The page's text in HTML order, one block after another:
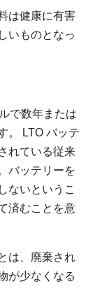
は健康に有害
いものとなっ
で数年または
。 LTO バッテ
れている従来
バッテリーを
ないというこ
済むことを意
は、廃棄され
が少なくなる